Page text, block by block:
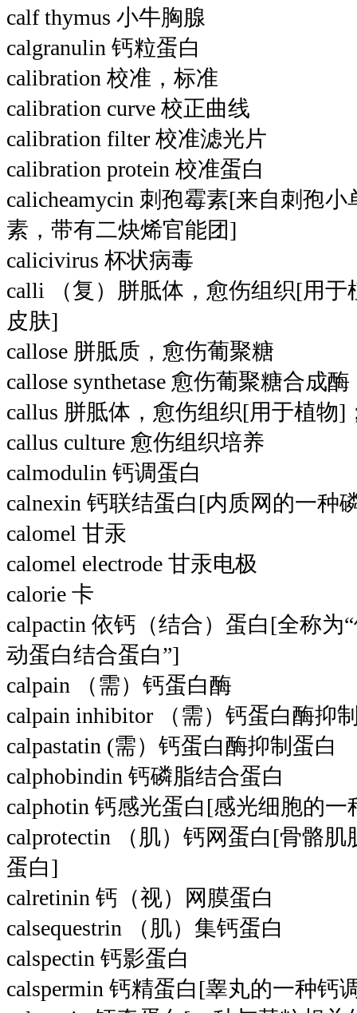
calf thymus 小牛胸腺
calgranulin 钙粒蛋白
calibration 校准，标准
calibration curve 校正曲线
calibration filter 校准滤光片
calibration protein 校准蛋白
calicheamycin 刺孢霉素[来自刺孢
素，带有二炔烯官能团]
calicivirus 杯状病毒
calli （复）胼胝体，愈伤组织[用
皮肤]
callose 胼胝质，愈伤葡聚糖
callose synthetase 愈伤葡聚糖合成酶
callus 胼胝体，愈伤组织[用于植物
callus culture 愈伤组织培养
calmodulin 钙调蛋白
calnexin 钙联结蛋白[内质网的一种
calomel 甘汞
calomel electrode 甘汞电极
calorie 卡
calpactin 依钙（结合）蛋白[全称为
动蛋白结合蛋白”]
calpain （需）钙蛋白酶
calpain inhibitor （需）钙蛋白酶抑
calpastatin (需）钙蛋白酶抑制蛋白
calphobindin 钙磷脂结合蛋白
calphotin 钙感光蛋白[感光细胞的
calprotectin （肌）钙网蛋白[骨骼
蛋白]
calretinin 钙（视）网膜蛋白
calsequestrin （肌）集钙蛋白
calspectin 钙影蛋白
calspermin 钙精蛋白[睾丸的一种钙